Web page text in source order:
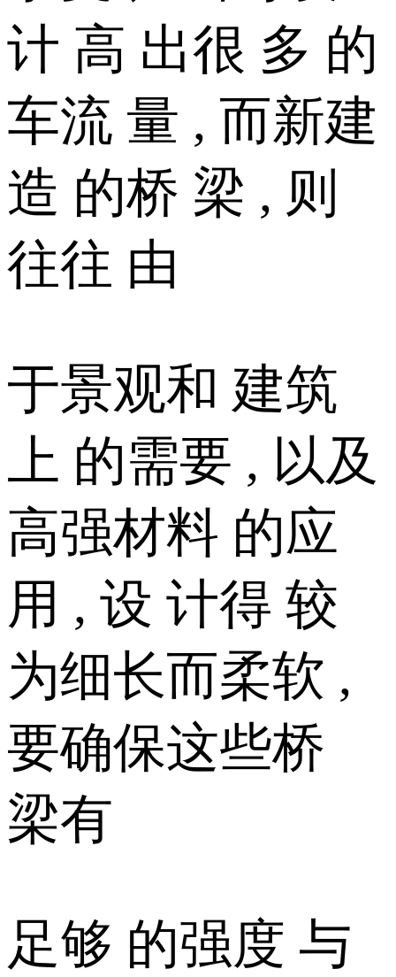
计 高 出很 多 的
车流 量 , 而新建
造 的桥 梁 , 则
往往 由
于景观和 建筑
上 的需要 , 以及
高强材料 的应
用 , 设 计得 较
为细长而柔软 ,
要确保这些桥
梁有
足够 的强度 与